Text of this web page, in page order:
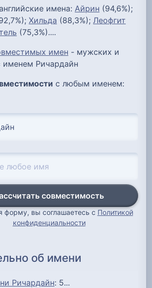
английские имена: Айрин (94,6%);
Хильда (88,3%); Леофгит
(75,3%)....
имен - мужских и
именем Ричардайн
с любым именем:
совместимость
форму, вы соглашаетесь с Политикой
конфиденциальности
об имени
Ричардайн: 5...